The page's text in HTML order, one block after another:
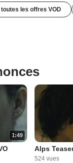
toutes les offres VOD
1:49
Alps
524 vues